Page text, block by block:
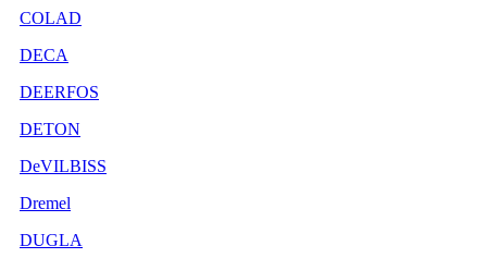
COLAD
DECA
DEERFOS
DETON
DeVILBISS
Dremel
DUGLA